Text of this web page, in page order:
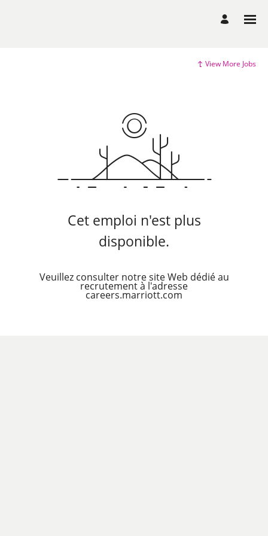
View More Jobs
Cet emploi n'est plus
disponible.
Veuillez consulter notre site Web dédié au
recrutement à l'adresse
careers.marriott.com